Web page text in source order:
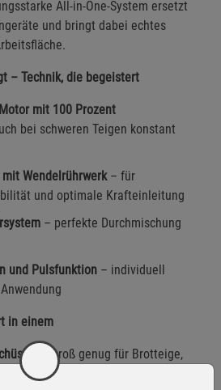
All-in-One-System ersetzt
und bringt dabei echtes
– Technik, die begeistert
mit 100 Prozent
bei schweren Teigen konstant
Wendelrührwerk– für
und optimale Krafteinleitung
– perfekte Durchmischung
und Pulsfunktion – individuell
in einem
– groß genug für Brotteige,